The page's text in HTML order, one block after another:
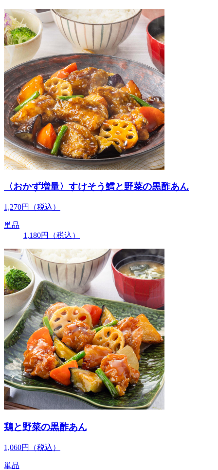
〈おかず増量〉すけそう鱈と野菜の黒酢あん
1,270円 （税込）
単品
1,180円 （税込）
鶏と野菜の黒酢あん
1,060円 （税込）
単品